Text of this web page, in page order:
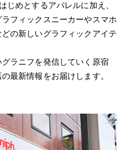
じめとするアパレルに加え、
フィックスニーカーやスマホ
の新しいグラフィックアイテ
ラニフを発信していく原宿
最新情報をお届けします。